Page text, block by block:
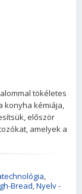
tökéletes
konyha kémiája,
először
amelyek a
Bread Nyelv -